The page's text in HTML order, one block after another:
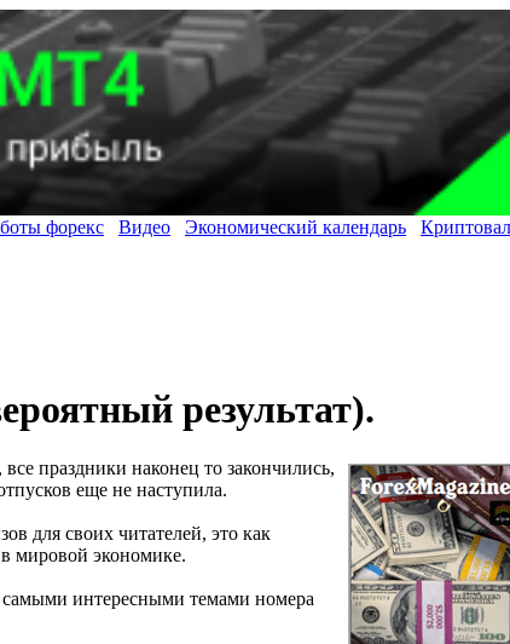
форекс Видео Экономический календарь
результат).
праздники наконец то закончились,
еще не наступила.
для своих читателей, это как
мировой экономике.
самыми интересными темами номера